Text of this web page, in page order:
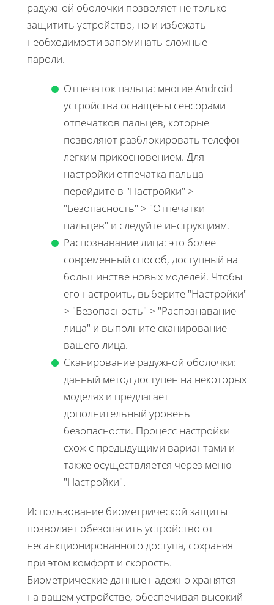
радужной оболочки позволяет не только
защитить устройство, но и избежать
необходимости запоминать сложные
пароли.
Отпечаток пальца: многие Android
устройства оснащены сенсорами
отпечатков пальцев, которые
позволяют разблокировать телефон
легким прикосновением. Для
настройки отпечатка пальца
перейдите в "Настройки" >
"Безопасность" > "Отпечатки
пальцев" и следуйте инструкциям.
Распознавание лица: это более
современный способ, доступный на
большинстве новых моделей. Чтобы
его настроить, выберите "Настройки"
> "Безопасность" > "Распознавание
лица" и выполните сканирование
вашего лица.
Сканирование радужной оболочки:
данный метод доступен на некоторых
моделях и предлагает
дополнительный уровень
безопасности. Процесс настройки
схож с предыдущими вариантами и
также осуществляется через меню
"Настройки".
Использование биометрической защиты
позволяет обезопасить устройство от
несанкционированного доступа, сохраняя
при этом комфорт и скорость.
Биометрические данные надежно хранятся
на вашем устройстве, обеспечивая высокий